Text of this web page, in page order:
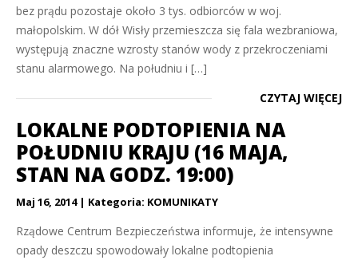
bez prądu pozostaje około 3 tys. odbiorców w woj.
małopolskim. W dół Wisły przemieszcza się fala wezbraniowa,
występują znaczne wzrosty stanów wody z przekroczeniami
stanu alarmowego. Na południu i […]
CZYTAJ WIĘCEJ
LOKALNE PODTOPIENIA NA
POŁUDNIU KRAJU (16 MAJA,
STAN NA GODZ. 19:00)
Maj 16, 2014 Kategoria: KOMUNIKATY
Rządowe Centrum Bezpieczeństwa informuje, że intensywne
opady deszczu spowodowały lokalne podtopienia